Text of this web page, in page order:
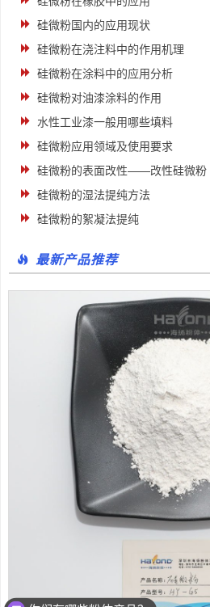
硅微粉国内的应用现状
硅微粉在浇注料中的作用机理
硅微粉在涂料中的应用分析
硅微粉对油漆涂料的作用
水性工业漆一般用哪些填料
硅微粉应用领域及使用要求
硅微粉的表面改性——改性硅微粉
硅微粉的湿法提纯方法
硅微粉的絮凝法提纯
最新产品推荐